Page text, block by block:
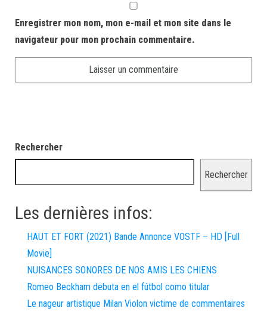
Enregistrer mon nom, mon e-mail et mon site dans le
navigateur pour mon prochain commentaire.
Rechercher
Rechercher
Les dernières infos:
HAUT ET FORT (2021) Bande Annonce VOSTF – HD [Full
Movie]
NUISANCES SONORES DE NOS AMIS LES CHIENS
Romeo Beckham debuta en el fútbol como titular
Le nageur artistique Milan Violon victime de commentaires